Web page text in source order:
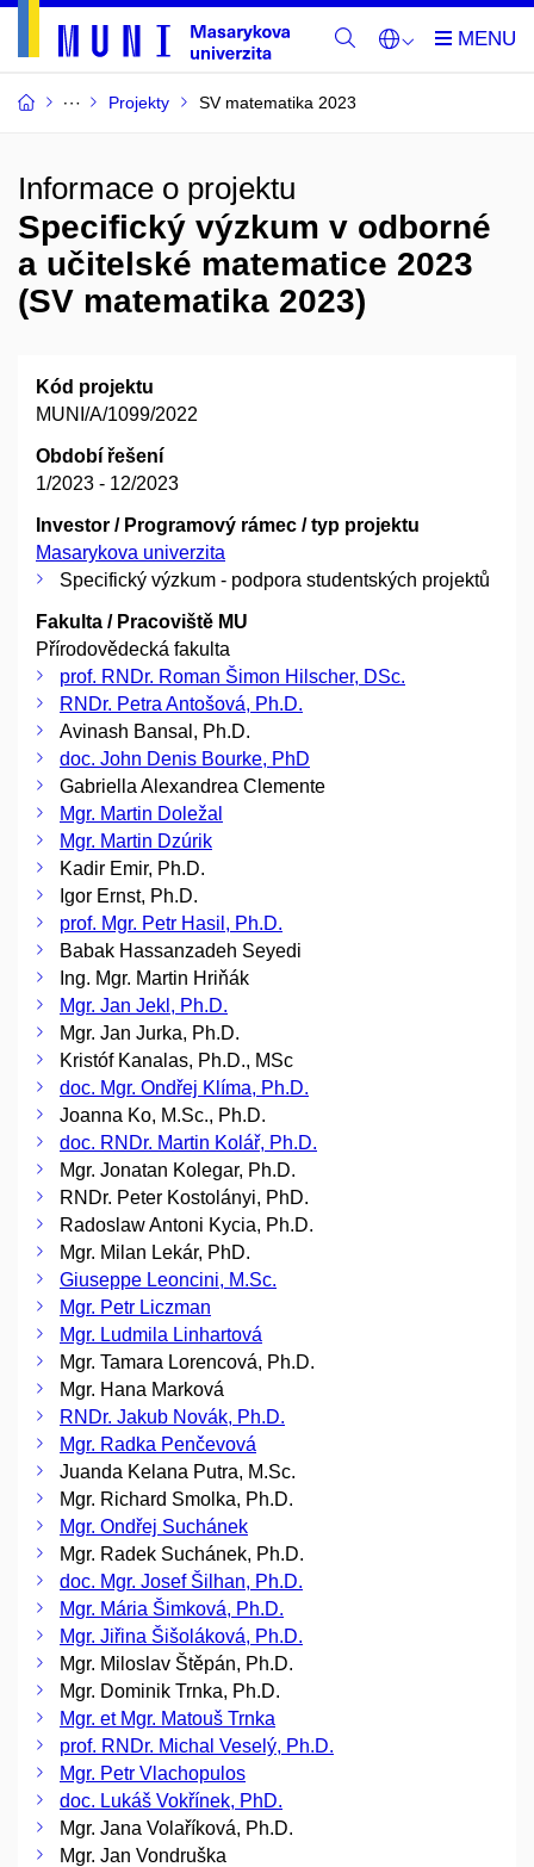
Projekty SV matematika 2023
Informace o projektu
Specifický výzkum v odborné
a učitelské matematice 2023
(SV matematika 2023)
Kód projektu
MUNI/A/1099/2022
Období řešení
1/2023 - 12/2023
Investor / Programový rámec / typ projektu
Masarykova univerzita
Specifický výzkum - podpora studentských projektů
Fakulta / Pracoviště MU
Přírodovědecká fakulta
prof. RNDr. Roman Šimon Hilscher, DSc.
RNDr. Petra Antošová, Ph.D.
Avinash Bansal, Ph.D.
doc. John Denis Bourke, PhD
Gabriella Alexandrea Clemente
Mgr. Martin Doležal
Mgr. Martin Dzúrik
Kadir Emir, Ph.D.
Igor Ernst, Ph.D.
prof. Mgr. Petr Hasil, Ph.D.
Babak Hassanzadeh Seyedi
Ing. Mgr. Martin Hriňák
Mgr. Jan Jekl, Ph.D.
Mgr. Jan Jurka, Ph.D.
Kristóf Kanalas, Ph.D., MSc
doc. Mgr. Ondřej Klíma, Ph.D.
Joanna Ko, M.Sc., Ph.D.
doc. RNDr. Martin Kolář, Ph.D.
Mgr. Jonatan Kolegar, Ph.D.
RNDr. Peter Kostolányi, PhD.
Radoslaw Antoni Kycia, Ph.D.
Mgr. Milan Lekár, PhD.
Giuseppe Leoncini, M.Sc.
Mgr. Petr Liczman
Mgr. Ludmila Linhartová
Mgr. Tamara Lorencová, Ph.D.
Mgr. Hana Marková
RNDr. Jakub Novák, Ph.D.
Mgr. Radka Penčevová
Juanda Kelana Putra, M.Sc.
Mgr. Richard Smolka, Ph.D.
Mgr. Ondřej Suchánek
Mgr. Radek Suchánek, Ph.D.
doc. Mgr. Josef Šilhan, Ph.D.
Mgr. Mária Šimková, Ph.D.
Mgr. Jiřina Šišoláková, Ph.D.
Mgr. Miloslav Štěpán, Ph.D.
Mgr. Dominik Trnka, Ph.D.
Mgr. et Mgr. Matouš Trnka
prof. RNDr. Michal Veselý, Ph.D.
Mgr. Petr Vlachopulos
doc. Lukáš Vokřínek, PhD.
Mgr. Jana Volaříková, Ph.D.
Mgr. Jan Vondruška